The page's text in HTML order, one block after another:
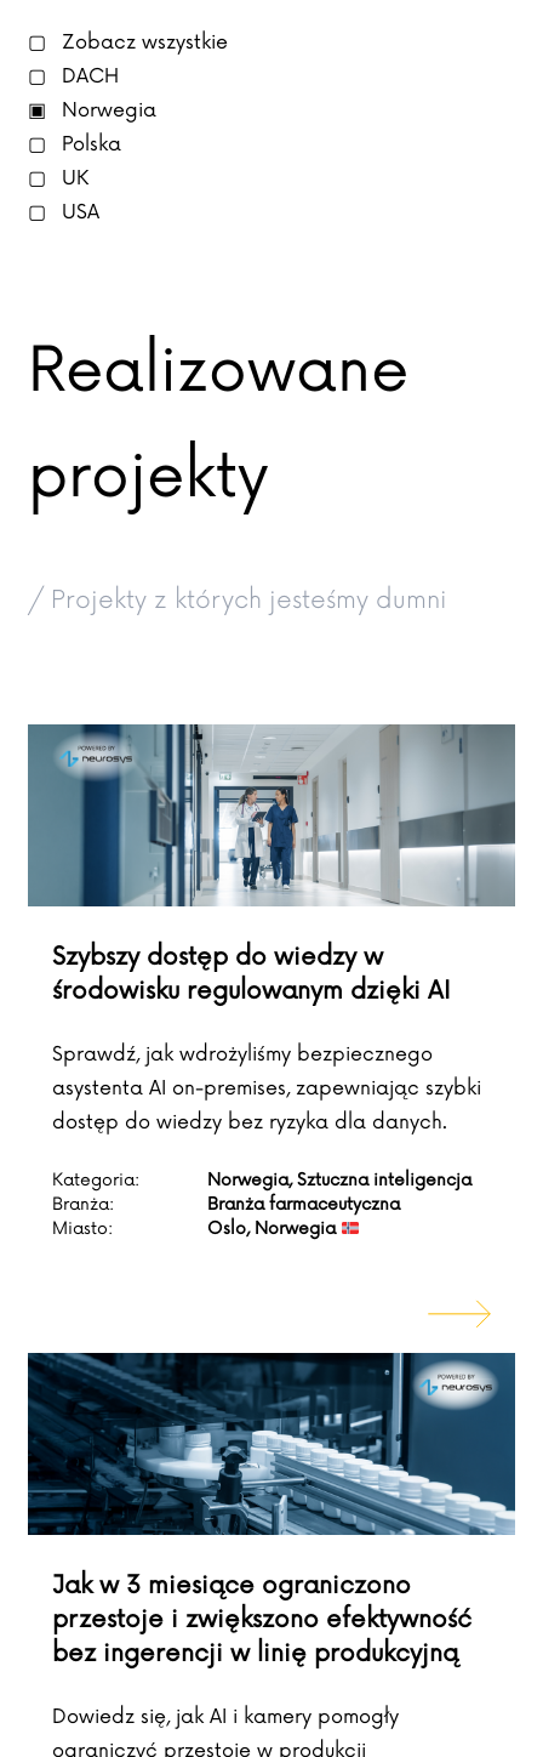
Zobacz wszystkie
DACH
Norwegia
Polska
UK
USA
Realizowane
projekty
/ Projekty z których jesteśmy dumni
Szybszy dostęp do wiedzy w
środowisku regulowanym dzięki AI
Sprawdź, jak wdrożyliśmy bezpiecznego
asystenta AI on-premises, zapewniając szybki
dostęp do wiedzy bez ryzyka dla danych.
Kategoria:
Norwegia, Sztuczna inteligencja
Branża:
Branża farmaceutyczna
Miasto:
Oslo, Norwegia
Jak w 3 miesiące ograniczono
przestoje i zwiększono efektywność
bez ingerencji w linię produkcyjną
Dowiedz się, jak AI i kamery pomogły
ograniczyć przestoje w produkcji